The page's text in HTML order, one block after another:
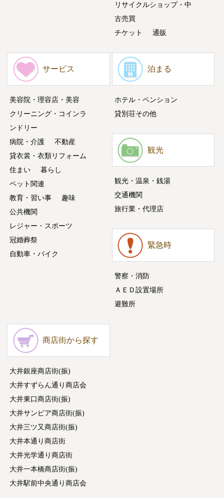
リサイクルショップ・中
古売買
チケット
通販
サービス
美容院・理容店・美容
クリーニング・コインラ
ンドリー
病院・介護
不動産
貸衣裳・衣類リフォーム
住まい
暮らし
ペット関連
教育・習い事
趣味
公共機関
レジャー・スポーツ
冠婚葬祭
自動車・バイク
泊まる
ホテル・ペンション
貸別荘その他
観光
観光・温泉・銭湯
交通機関
旅行業・代理店
緊急時
警察・消防
ＡＥＤ設置場所
避難所
商店街から探す
大井銀座商店街(振)
大井すずらん通り商店会
大井東口商店街(振)
大井サンピア商店街(振)
大井三ツ又商店街(振)
大井本通り商店街
大井光学通り商店街
大井一本橋商店街(振)
大井駅前中央通り商店会